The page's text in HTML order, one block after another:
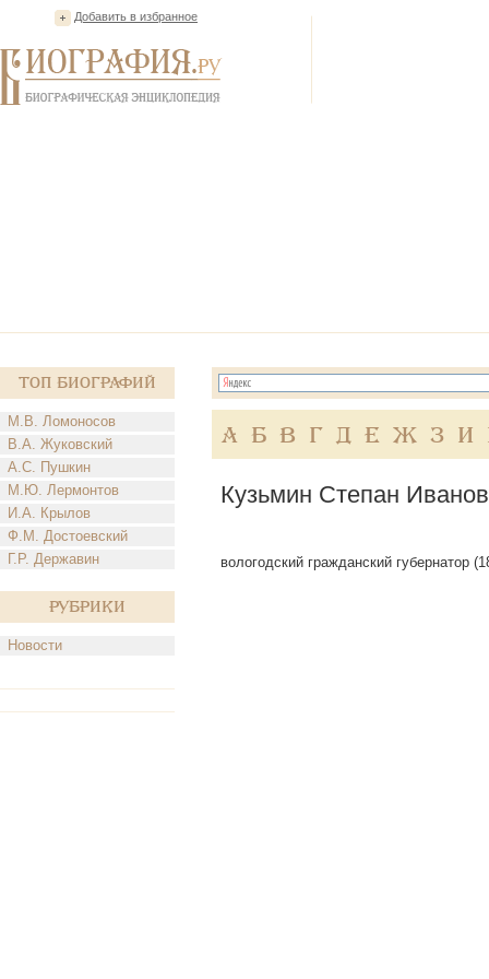
Добавить в избранное
Топ Биографий
М.В. Ломоносов
В.А. Жуковский
А.С. Пушкин
М.Ю. Лермонтов
И.А. Крылов
Ф.М. Достоевский
Г.Р. Державин
Рубрики
Новости
А Б В Г Д Е Ж З И
Кузьмин Степан
вологодский гражданский губернатор